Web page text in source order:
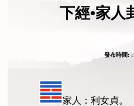
下經•家人
發布時間:
家人：利女貞。